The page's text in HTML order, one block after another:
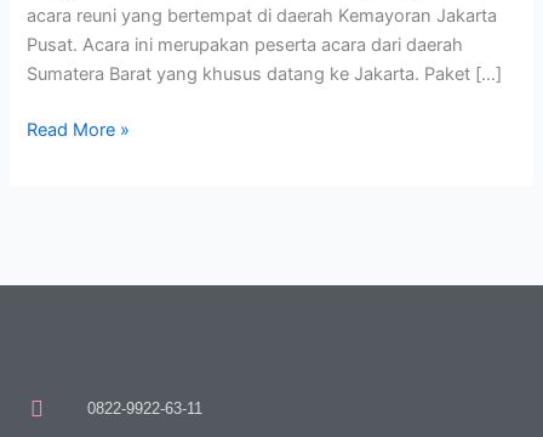
acara reuni yang bertempat di daerah Kemayoran Jakarta
Pusat. Acara ini merupakan peserta acara dari daerah
Sumatera Barat yang khusus datang ke Jakarta. Paket […]
Read More »
0822-9922-63-11